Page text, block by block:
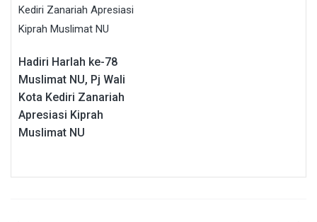
Hadiri Harlah ke-78
Muslimat NU, Pj Wali
Kota Kediri Zanariah
Apresiasi Kiprah
Muslimat NU